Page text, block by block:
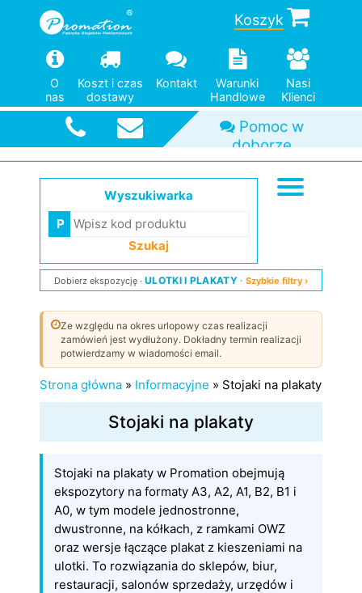
O
nas
Koszt i czas
dostawy
Kontakt
Warunki
Handlowe
Nasi
Klienci
Koszyk
Szybka
wysyłka
Od jednej
sztuki
Duży wybór
modeli
Pomoc w
doborze
Wyszukiwarka
Szukaj
Dobierz ekspozycję ULOTKI I PLAKATY Szybkie filtry ›
Ze względu na okres urlopowy czas realizacji
zamówień jest wydłużony. Dokładny termin realizacji
potwierdzamy w wiadomości email.
Strona główna » Informacyjne » Stojaki na plakaty
Stojaki na plakaty
Stojaki na plakaty w Promation obejmują
ekspozytory na formaty A3, A2, A1, B2, B1 i
A0, w tym modele jednostronne,
dwustronne, na kółkach, z ramkami OWZ
oraz wersje łączące plakat z kieszeniami na
ulotki. To rozwiązania do sklepów, biur,
restauracji, salonów sprzedaży, urzędów i